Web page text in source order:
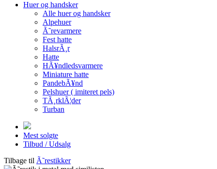
Huer og handsker
Alle huer og handsker
Alpehuer
Ã˜revarmere
Fest hatte
HalsrÃ¸r
Hatte
HÃ¥ndledsvarmere
Miniature hatte
PandebÃ¥nd
Pelshuer ( imiteret pels)
TÃ¸rklÃ¦der
Turban
Mest solgte
Tilbud / Udsalg
Tilbage til Ã˜restikker